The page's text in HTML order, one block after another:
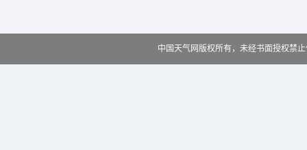
中国天气网版权所有，未经书面授权